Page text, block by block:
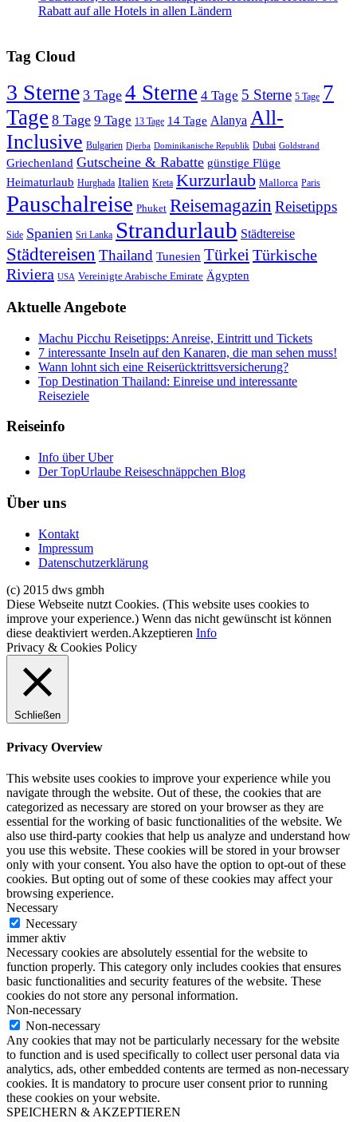
Rabatt auf alle Hotels in allen Ländern
Tag Cloud
3 Sterne 3 Tage 4 Sterne 4 Tage 5 Sterne 5 Tage 7
Tage 8 Tage 9 Tage 13 Tage 14 Tage Alanya All-
Inclusive Bulgarien Djerba Dominikanische Republik Dubai Goldstrand
Griechenland Gutscheine & Rabatte günstige Flüge
Heimaturlaub Hurghada Italien Kreta Kurzurlaub Mallorca Paris
Pauschalreise Phuket Reisemagazin Reisetipps
Side Spanien Sri Lanka Strandurlaub Städtereise
Städtereisen Thailand Tunesien TürkeiTürkische
Riviera USA Vereinigte Arabische Emirate Ägypten
Aktuelle Angebote
Machu Picchu Reisetipps: Anreise, Eintritt und Tickets
7 interessante Inseln auf den Kanaren, die man sehen muss!
Wann lohnt sich eine Reiserücktrittsversicherung?
Top Destination Thailand: Einreise und interessante
Reiseziele
Reiseinfo
Info über Uber
Der TopUrlaube Reiseschnäppchen Blog
Über uns
Kontakt
Impressum
Datenschutzerklärung
(c) 2015 dws gmbh
Diese Webseite nutzt Cookies. (This website uses cookies to
improve your experience.) Wenn das nicht gewünscht ist können
diese deaktiviert werden.Akzeptieren Info
Privacy & Cookies Policy
Schließen
Privacy Overview
This website uses cookies to improve your experience while you
navigate through the website. Out of these, the cookies that are
categorized as necessary are stored on your browser as they are
essential for the working of basic functionalities of the website. We
also use third-party cookies that help us analyze and understand how
you use this website. These cookies will be stored in your browser
only with your consent. You also have the option to opt-out of these
cookies. But opting out of some of these cookies may affect your
browsing experience.
Necessary
Necessary
immer aktiv
Necessary cookies are absolutely essential for the website to
function properly. This category only includes cookies that ensures
basic functionalities and security features of the website. These
cookies do not store any personal information.
Non-necessary
Non-necessary
Any cookies that may not be particularly necessary for the website
to function and is used specifically to collect user personal data via
analytics, ads, other embedded contents are termed as non-necessary
cookies. It is mandatory to procure user consent prior to running
these cookies on your website.
SPEICHERN & AKZEPTIEREN